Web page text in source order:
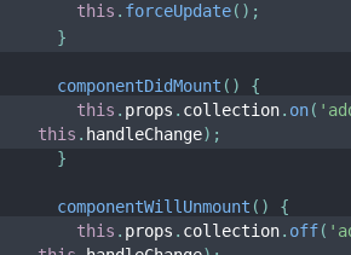
this . forceUpdate( ) ;
}
componentDidMount ( )
{
this . props . collection. on(
this . handleChange) ;
}
componentWillUnmount ( )
{
this . props . collection. off(